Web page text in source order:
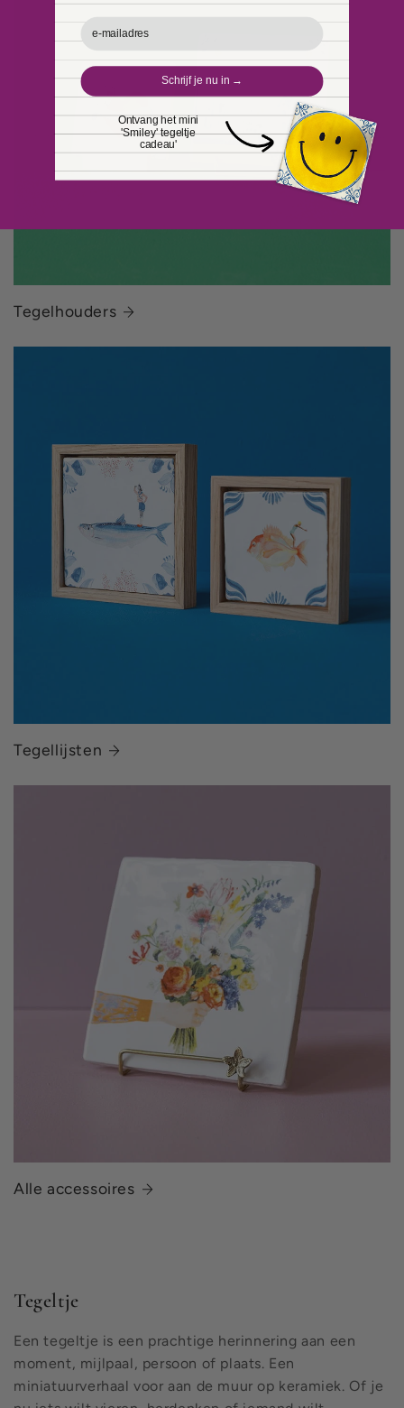
Tegelhouders
Tegellijsten
Alle accessoires
Tegeltje
Een tegeltje is een prachtige herinnering aan een
moment, mijlpaal, persoon of plaats. Een
miniatuurverhaal voor aan de muur op keramiek. Of je
Email
Schrijf je nu in →
Ontvang het mini
'Smiley' tegeltje
cadeau'